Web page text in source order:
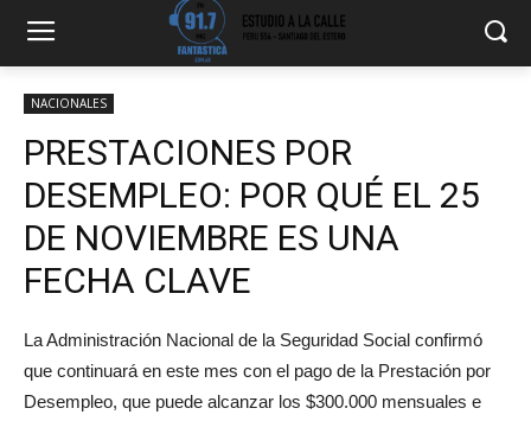
NACIONALES
PRESTACIONES POR
DESEMPLEO: POR QUÉ EL 25
DE NOVIEMBRE ES UNA
FECHA CLAVE
La Administración Nacional de la Seguridad Social confirmó
que continuará en este mes con el pago de la Prestación por
Desempleo, que puede alcanzar los $300.000 mensuales e